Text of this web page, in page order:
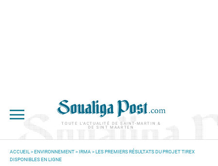
TOUTE L'ACTUALITÉ DE SAINT-MARTIN &
DE SINT MAARTEN
VOUS ÊTES ICI
ACCUEIL >ENVIRONNEMENT>IRMA > LES PREMIERS RÉSULTATS DU PROJET TIREX
DISPONIBLES EN LIGNE